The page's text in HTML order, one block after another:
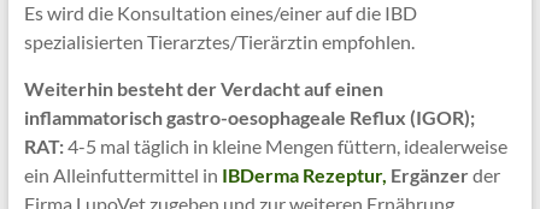
Es wird die Konsultation eines/einer auf die IBD
spezialisierten Tierarztes/Tierärztin empfohlen.
Weiterhin besteht derVerdacht auf einen
inflammatorisch gastro-oesophageale Reflux (IGOR);
RAT:4-5 mal täglich in kleine Mengen füttern, idealerweise
ein Alleinfuttermittel in IBDerma Rezeptur, Ergänzerder
Firma LupoVet zugeben und zur weiteren Ernährung